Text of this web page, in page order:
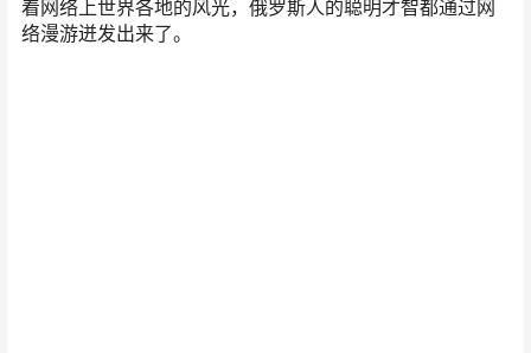
着网络上世界各地的风光，俄罗斯人的聪明才智都通过网
络漫游迸发出来了。